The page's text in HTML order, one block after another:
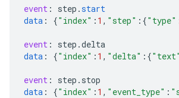
event : step .start
data : {"index" : 1 , "step" :{"type"
event : step .delta
data : {"index" : 1 , "delta" :{"text"
event : step . stop
data : {"index" : 1 , "event_type" :